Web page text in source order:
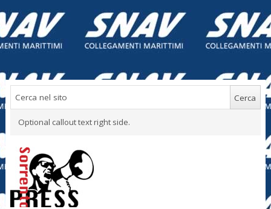
Optional callout text right side.